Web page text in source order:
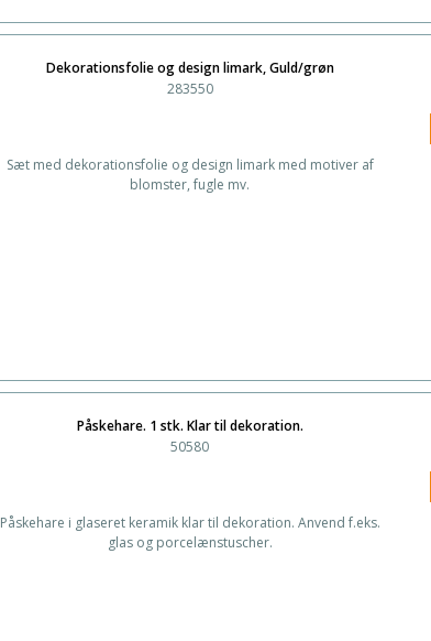
Dekorationsfolie og design limark, Guld/grøn
283550
Sæt med dekorationsfolie og design limark med motiver af
blomster, fugle mv.
Påskehare. 1 stk. Klar til dekoration.
50580
Påskehare i glaseret keramik klar til dekoration. Anvend f.eks.
glas og porcelænstuscher.